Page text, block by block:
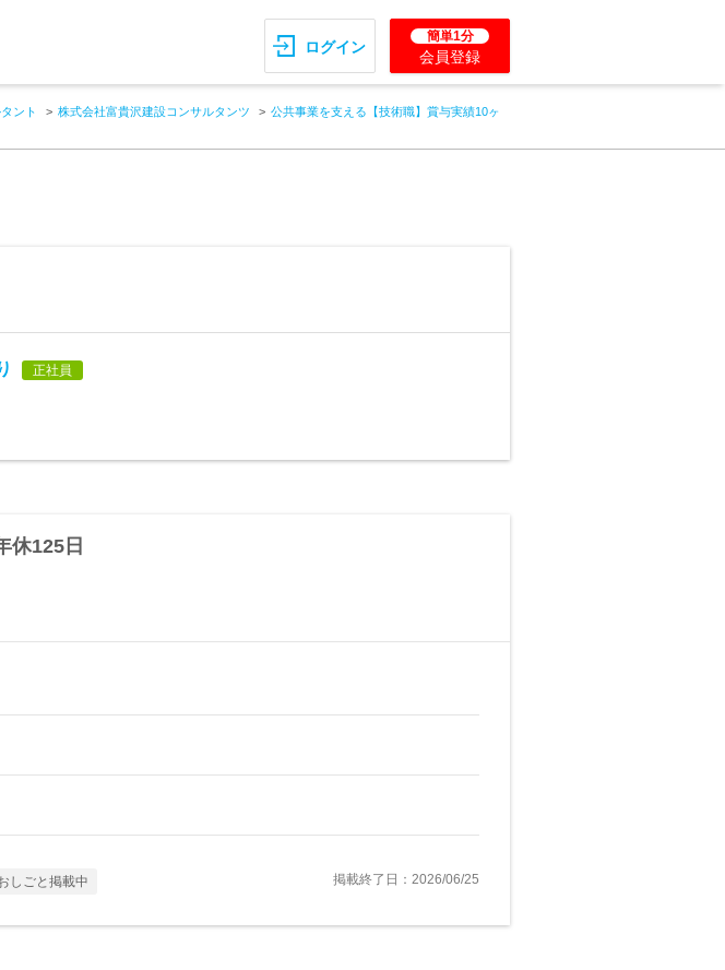
ログイン
簡単1分
会員登録
ント 株式会社富貴沢建設コンサルタンツ
公共事業を支える【技術職】賞与実績10ヶ
正社員
休125日
しごと掲載中 掲載終了日：2026/06/25